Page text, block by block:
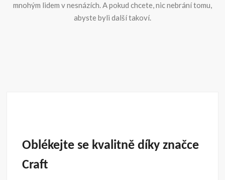
mnohým lidem v nesnázích. A pokud chcete, nic nebrání tomu,
abyste byli další takoví.
Oblékejte se kvalitně díky značce
Craft